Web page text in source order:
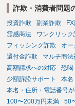
詐欺・消費者問題
投資詐欺 副業詐欺
霊感商法
ワンクリック
フィッシング詐欺
オー
還付金詐欺
マルチ商法
高額請求への対応
恐喝
少額訴訟サポート
本名
本名・住所・電話番号が
100〜200万円未満
50